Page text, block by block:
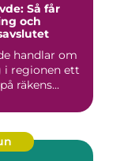
Så får
och
handlar om
i regionen ett
räkens...